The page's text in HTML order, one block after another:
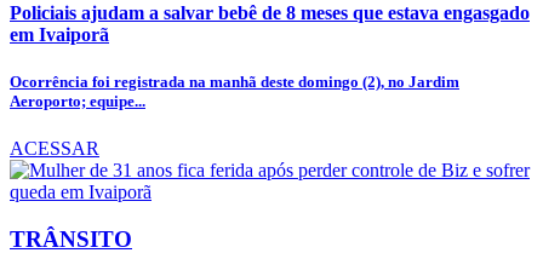
Policiais ajudam a salvar bebê de 8 meses que estava engasgado
em Ivaiporã
Ocorrência foi registrada na manhã deste domingo (2), no Jardim
Aeroporto; equipe...
ACESSAR
TRÂNSITO